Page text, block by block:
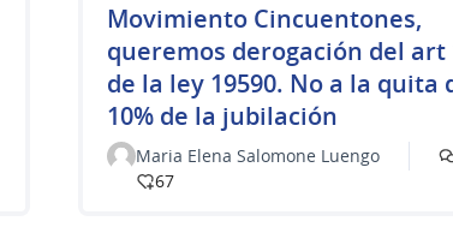
Movimiento Cincuentones,
queremos derogación del art
de la ley 19590. No a la quita
10% de la jubilación
Maria Elena Salomone Luengo
67